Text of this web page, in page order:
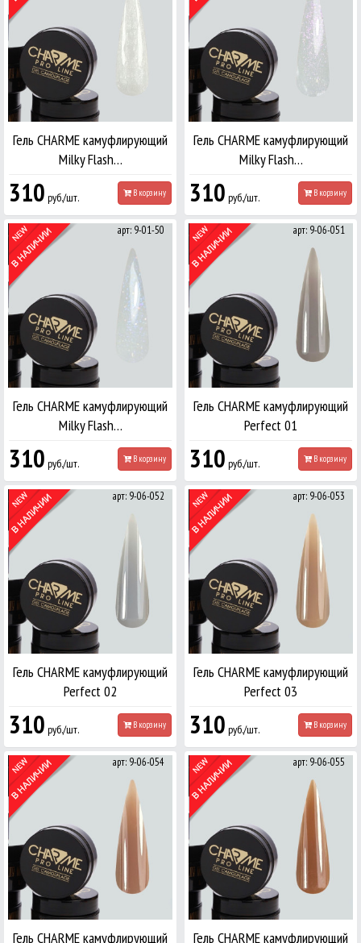
Гель CHARME камуфлирующий
Milky Flash…
310 руб./шт. В корзину
Гель CHARME камуфлирующий
Milky Flash…
310 руб./шт. В корзину
арт: 9-01-50
Гель CHARME камуфлирующий
Milky Flash…
310 руб./шт. В корзину
арт: 9-06-051
Гель CHARME камуфлирующий
Perfect 01
310 руб./шт. В корзину
арт: 9-06-052
Гель CHARME камуфлирующий
Perfect 02
310 руб./шт. В корзину
арт: 9-06-053
Гель CHARME камуфлирующий
Perfect 03
310 руб./шт. В корзину
арт: 9-06-054
Гель CHARME камуфлирующий
арт: 9-06-055
Гель CHARME камуфлирующий